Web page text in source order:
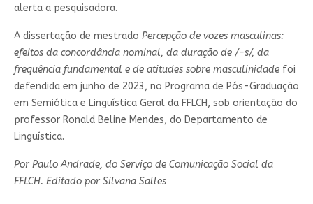
alerta a pesquisadora.
A dissertação de mestrado Percepção de vozes masculinas:
efeitos da concordância nominal, da duração de /-s/, da
frequência fundamental e de atitudes sobre masculinidadefoi
defendida em junho de 2023, no Programa de Pós-Graduação
em Semiótica e Linguística Geral da FFLCH, sob orientação do
professor Ronald Beline Mendes, do Departamento de
Linguística.
Por Paulo Andrade, do Serviço de Comunicação Social da
FFLCH. Editado por Silvana Salles